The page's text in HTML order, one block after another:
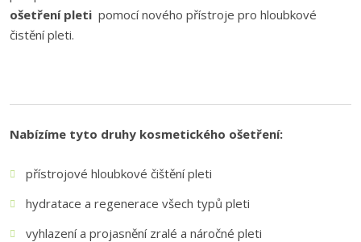
ošetření pleti pomocí nového přístroje pro hloubkové
čistění pleti.
Nabízíme tyto druhy kosmetického ošetření:
přístrojové hloubkové čištění pleti
hydratace a regenerace všech typů pleti
vyhlazení a projasnění zralé a náročné pleti